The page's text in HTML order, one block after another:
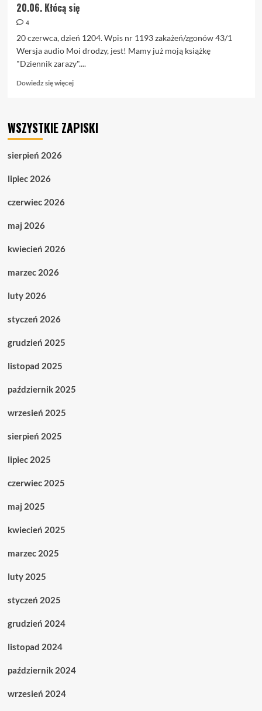
20.06. Kłócą się
4
20 czerwca, dzień 1204. Wpis nr 1193 zakażeń/zgonów 43/1
Wersja audio Moi drodzy, jest! Mamy już moją książkę
"Dziennik zarazy"....
Dowiedz się więcejDowiedz
20.06.
WSZYSTKIE ZAPISKI
sierpień 2026
lipiec 2026
czerwiec 2026
maj 2026
kwiecień 2026
marzec 2026
luty 2026
styczeń 2026
grudzień 2025
listopad 2025
październik 2025
wrzesień 2025
sierpień 2025
lipiec 2025
czerwiec 2025
maj 2025
kwiecień 2025
marzec 2025
luty 2025
styczeń 2025
grudzień 2024
listopad 2024
październik 2024
wrzesień 2024